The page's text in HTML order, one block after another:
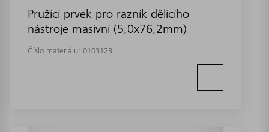
Pružicí prvek pro razník dělicího
nástroje masivní (5,0x76,2mm)
Číslo materiálu: 0103123